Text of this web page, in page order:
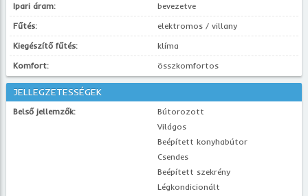
Ipari áram:
bevezetve
Fűtés:
elektromos / villany
Kiegészítő fűtés:
klíma
Komfort:
összkomfortos
JELLEGZETESSÉGEK
Belső jellemzők:
Bútorozott
Világos
Beépített konyhabútor
Csendes
Beépített szekrény
Légkondicionált